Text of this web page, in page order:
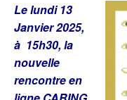
Le lundi 13
Janvier 2025,
à 15h30, la
nouvelle
rencontre en